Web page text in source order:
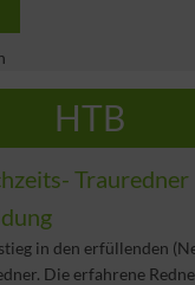
HTB
Trauredner
in den erfüllenden
Die erfahrene